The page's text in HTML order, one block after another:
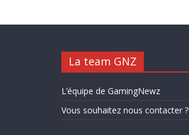
La team GNZ
L’équipe de GamingNewz
Vous souhaitez nous contacter ?